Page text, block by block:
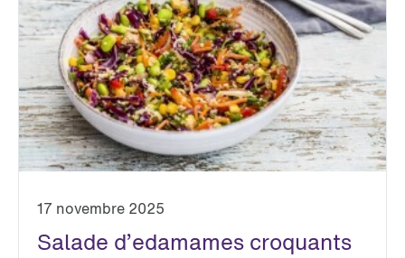
17 novembre 2025
Salade d’edamames croquants